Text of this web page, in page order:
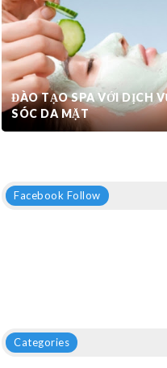
ĐÀO TẠO SPA VỚI DỊCH
SÓC DA MẶT
Facebook Follow
Categories